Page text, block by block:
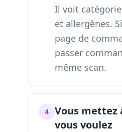
Il voit
et allergènes.
page de
passer
même scan.
4
Vous mettez
vous voulez